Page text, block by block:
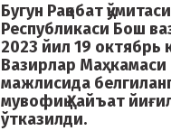
Бугун Рақобат
Республикаси Бош
2023 йил 19 октябрь
Вазирлар Маҳкамаси
мажлисида
мувофиқ Ҳайъат
ўтказилди.